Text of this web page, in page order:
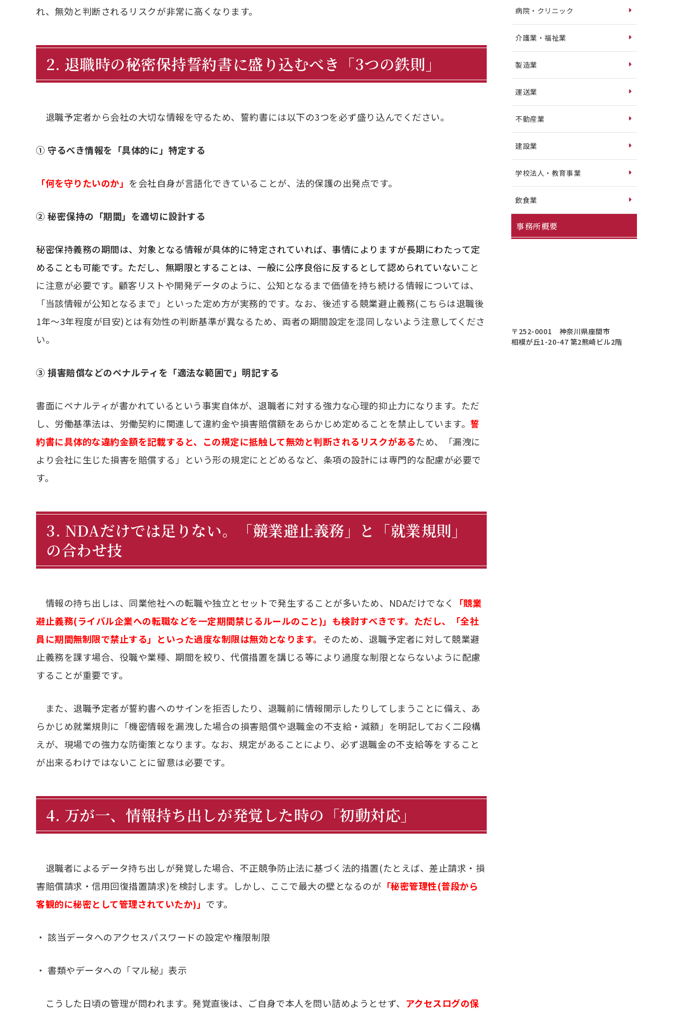
病院・クリニック
介護業・福祉業
製造業
運送業
不動産業
建設業
学校法人・教育事業
飲食業
事務所概要
〒252-0001 神奈川県座間市
相模が丘1-20-47 第2熊崎ビル2階
れ、無効と判断されるリスクが非常に高くなります。
2. 退職時の秘密保持誓約書に盛り込むべき「3つの鉄則」
退職予定者から会社の大切な情報を守るため、誓約書には以下の3つを必ず盛り込んでください。
① 守るべき情報を「具体的に」特定する
「何を守りたいのか」 を会社自身が言語化できていることが、法的保護の出発点です。
② 秘密保持の「期間」を適切に設計する
秘密保持義務の期間は、対象となる情報が具体的に特定されていれば、事情によりますが長期にわたって定
めることも可能です。ただし、無期限とすることは、一般に公序良俗に反するとして認められていないこと
に注意が必要です。顧客リストや開発データのように、公知となるまで価値を持ち続ける情報については、
「当該情報が公知となるまで」といった定め方が実務的です。なお、後述する競業避止義務(こちらは退職後
1年〜3年程度が目安)とは有効性の判断基準が異なるため、両者の期間設定を混同しないよう注意してくださ
い。
③ 損害賠償などのペナルティを「適法な範囲で」明記する
書面にペナルティが書かれているという事実自体が、退職者に対する強力な心理的抑止力になります。ただ
し、労働基準法は、労働契約に関連して違約金や損害賠償額をあらかじめ定めることを禁止しています。 誓
約書に具体的な違約金額を記載すると、この規定に抵触して無効と判断されるリスクがあるため、「漏洩に
より会社に生じた損害を賠償する」という形の規定にとどめるなど、条項の設計には専門的な配慮が必要で
す。
3. NDAだけでは足りない。「競業避止義務」と「就業規則」
の合わせ技
情報の持ち出しは、同業他社への転職や独立とセットで発生することが多いため、NDAだけでなく
「競業
避止義務(ライバル企業への転職などを一定期間禁じるルールのこと)」も検討すべきです。ただし、「全社
員に期間無制限で禁止する」といった過度な制限は無効となります。 そのため、退職予定者に対して競業避
止義務を課す場合、役職や業種、期間を絞り、代償措置を講じる等により過度な制限とならないように配慮
することが重要です。
また、退職予定者が誓約書へのサインを拒否したり、退職前に情報開示したりしてしまうことに備え、あ
らかじめ就業規則に「機密情報を漏洩した場合の損害賠償や退職金の不支給・減額」を明記しておく二段構
えが、現場での強力な防衛策となります。なお、規定があることにより、必ず退職金の不支給等をすること
が出来るわけではないことに留意は必要です。
4. 万が一、情報持ち出しが発覚した時の「初動対応」
退職者によるデータ持ち出しが発覚した場合、不正競争防止法に基づく法的措置(たとえば、差止請求・損
害賠償請求・信用回復措置請求)を検討します。しかし、ここで最大の壁となるのが 「秘密管理性(普段から
客観的に秘密として管理されていたか)」 です。
・ 該当データへのアクセスパスワードの設定や権限制限
・ 書類やデータへの「マル秘」表示
こうした日頃の管理が問われます。発覚直後は、ご自身で本人を問い詰めようとせず、 アクセスログの保